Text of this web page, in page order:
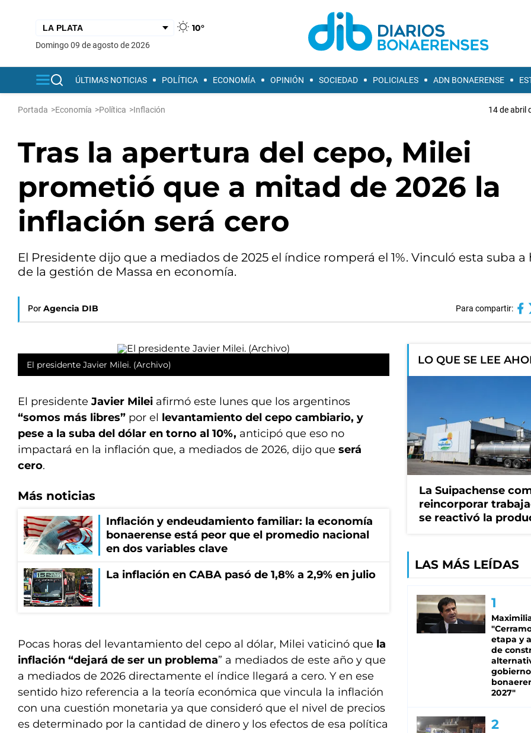
10°
domingo 09 de agosto de 2026
ÚLTIMAS NOTICIAS POLÍTICA ECONOMÍA OPINIÓN SOCIEDAD POLICIALES ADN BONAERENSE
Portada >Economía >Política >Inflación 14 de abril
Tras la apertura del cepo, Milei
prometió que a mitad de 2026 la
inflación será cero
El Presidente dijo que a mediados de 2025 el índice romperá el 1%. Vinculó esta suba a
de la gestión de Massa en economía.
Por Agencia DIB Para compartir:
El presidente Javier Milei. (Archivo)
El presidente Javier Milei afirmó este lunes que los argentinos
“somos más libres” por el levantamiento del cepo cambiario, y
pese a la suba del dólar en torno al 10%, anticipó que eso no
impactará en la inflación que, a mediados de 2026, dijo que será
cero.
Más noticias
Inflación y endeudamiento familiar: la economía
bonaerense está peor que el promedio nacional
en dos variables clave
La inflación en CABA pasó de 1,8% a 2,9% en julio
Pocas horas del levantamiento del cepo al dólar, Milei vaticinó que la
inflación “dejará de ser un problema” a mediados de este año y que
a mediados de 2026 directamente el índice llegará a cero. Y en ese
sentido hizo referencia a la teoría económica que vincula la inflación
con una cuestión monetaria ya que consideró que el nivel de precios
es determinado por la cantidad de dinero y los efectos de esa política
LO QUE SE LEE
La Suipachense
reincorporar
se reactivó la
LAS MÁS LEÍDAS
etapa y
de
2027"